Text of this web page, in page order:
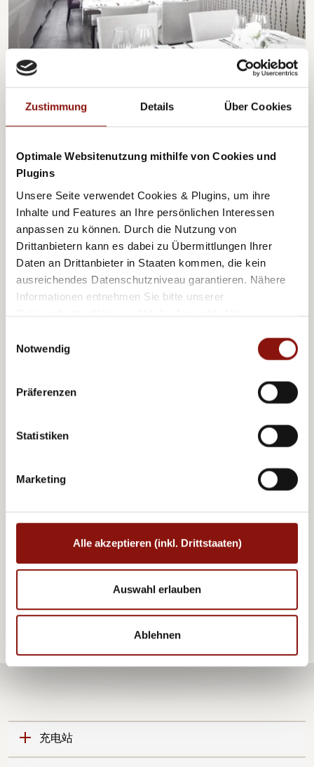
Zustimmung Details Über Cookies
Optimale Websitenutzung mithilfe von Cookies und
Plugins
Unsere Seite verwendet Cookies & Plugins, um ihre
Inhalte und Features an Ihre persönlichen Interessen
anpassen zu können. Durch die Nutzung von
Drittanbietern kann es dabei zu Übermittlungen Ihrer
Daten an Drittanbieter in Staaten kommen, die kein
ausreichendes Datenschutzniveau garantieren. Nähere
Informationen entnehmen Sie bitte unserer
Cookies und Drittanbietern (inkl. Drittstaaten-
Notwendig
Präferenzen
Statistiken
Marketing
Alle akzeptieren (inkl. Drittstaaten)
Auswahl erlauben
Ablehnen
Panorama 餐厅
用我们厨师团队精心烹制的美味食物，一边欣赏独
一无二的美景。
咖啡馆和酒吧
您还可以在酒吧幽静的氛围中放松休息，为一天画
上完美的句号。品味葡萄酒、鸡尾酒或者其他小
充电站